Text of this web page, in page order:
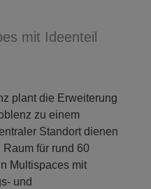
mit Ideenteil
plant die Erweiterung
zu einem
Standort dienen
für rund 60
Multispaces mit
und